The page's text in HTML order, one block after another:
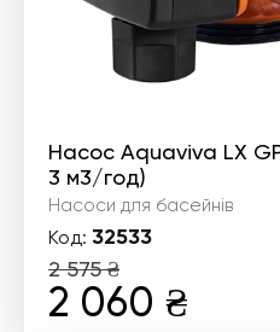
Насос Aquaviva LX
3 м3/год)
Насоси для басейнів
Код: 32533
2 575₴
Оригінальна
2 060 ₴